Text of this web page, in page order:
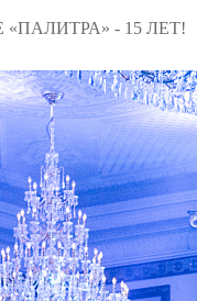
- 15 лет!- 15 ЛЕТ!